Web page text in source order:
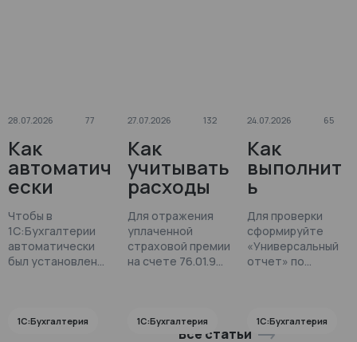
Все статьи
28.07.2026 77
Как
автоматич
ески
установит
ь нужный
код
дохода
организац
Чтобы в
1С:Бухгалтерии
автоматически
был установлен
отчете,
1С:Бухгалтерия
27.07.2026 132
Как
учитывать
расходы
на
страхован
ие в
1С:Бухгалт
Для отражения
уплаченной
страховой премии
на счете 76.01.9
1С:Бухгалтерия
24.07.2026 65
Как
выполнит
ь
проверку
остатков
по
регистру
в
Для проверки
сформируйте
«Универсальный
отчет» по
через раздел
«Отчеты».
1С:Бухгалтерия